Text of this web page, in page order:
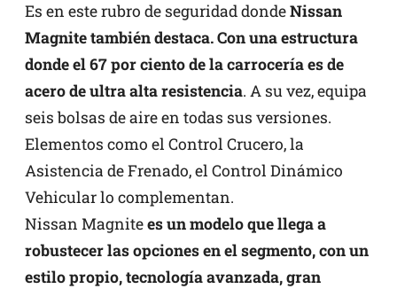
Es en este rubro de seguridad dondeNissan
Magnite también destaca. Con una estructura
donde el 67 por ciento de la carrocería es de
acero de ultra alta resistencia. A su vez, equipa
seis bolsas de aire en todas sus versiones.
Elementos como el Control Crucero, la
Asistencia de Frenado, el Control Dinámico
Vehicular lo complementan.
Nissan Magnitees un modelo que llega a
robustecer las opciones en el segmento, con un
estilo propio, tecnología avanzada, gran